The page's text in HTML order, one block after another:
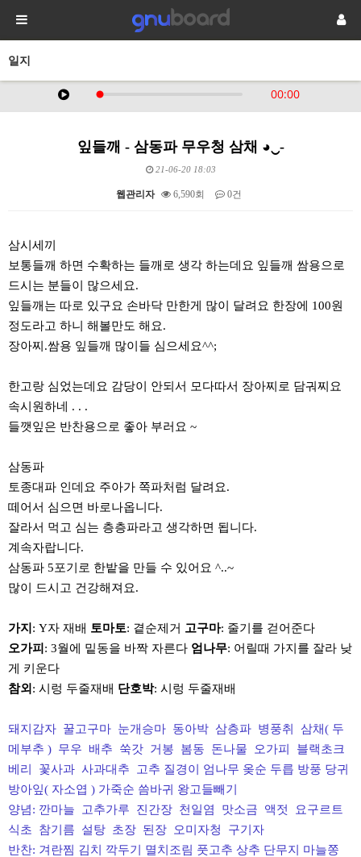
일지
잎들깨 - 삼동파 무우청 삼채 ◕‿-
21-06-20 18:03
웹관리자 6,590회 0건
삼시세끼
보통들깨 하면 수확하는 들깨로 생각 하는데요 잎들깨 쌈용으로
드시는 분들이 많으세요.
잎들깨는 따로 있구요 손바닥 만한게 많이 달려요 한장에 100원
정도라고 하니 해볼만도 해요.
장아찌.쌈용 잎들깨 많이들 심으세요^^;
한고랑 심었는데요 감당이 안되서 모다따서 장아찌로 담궈찌요
속시원하네 . . .
들깻잎은 반찬용으로 좋아 부러요 ~
삼동파
토종대파 인데요 주아가 쪽파처럼 달려요.
떼어서 심으면 바로나옵니다.
잘라서 먹고 심는 층층파라고 생각하면 됩니다.
계속자랍니다.​
삼동파 5포기로 한밭을 만들 수 있어요 ^..~
많이 드시고 건강해져요.
가지 : Y자 재배 토마토: 곁순제거 고구마: 줄기를 걷어준다
오가피 : 3월에 밑동을 바짝 자른다 엄나무: 어릴때 가지를 잘라 낮
게 키운다
참외 : 시렁 두줄재배 단호박: 시렁 두줄재배
돼지감자 꿀고구마 눈개승마 동아박 삼층파 병풍취 삼채( 두
메부추 ) 무우 배추 쑥갓 거봉 봄동 돈나물
오가피 블랙초크
베리 꽃사과 사과대추
고추 질경이 엄나무 옺순 두릅 방풍 당귀
방아잎( 자소엽 ) 가죽순 씀바귀 왕고들빼기
양념: 깐마늘 고추가루 진간장 천일염 맛소금 액젓 요구르트
식초 참기름 설탕 초장 된장 오미자청 구기자
반찬: 겨란찜 김치 깍두기 멸치조림 풋고추 상추 단무지 마늘쫑